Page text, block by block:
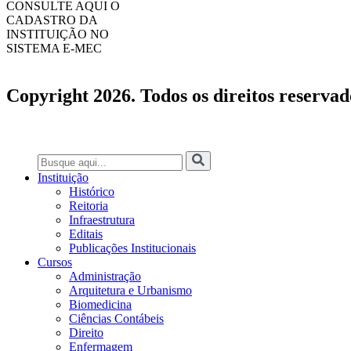
CONSULTE AQUI O
CADASTRO DA
INSTITUIÇÃO NO
SISTEMA E-MEC
Copyright 2026. Todos os direitos
Instituição
Histórico
Reitoria
Infraestrutura
Editais
Publicações Institucionais
Cursos
Administração
Arquitetura e Urbanismo
Biomedicina
Ciências Contábeis
Direito
Enfermagem